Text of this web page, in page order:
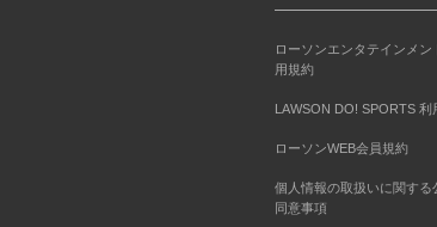
ローソンエンタテインメン
用規約
LAWSON DO! SPORTS 利
ローソンWEB会員規約
個人情報の取扱いに関する
同意事項